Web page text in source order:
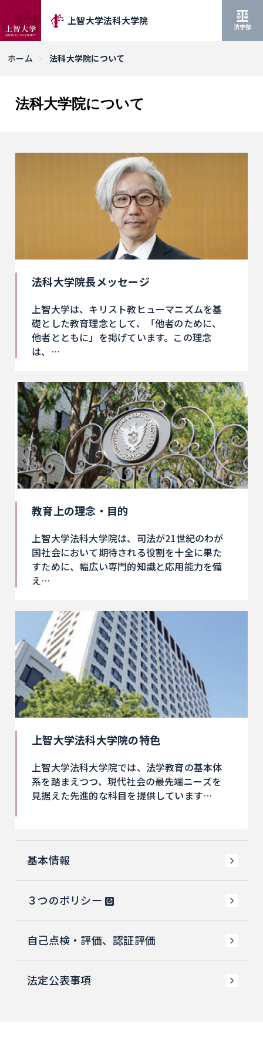
上智大学法科大学院 法学部
ホーム 法科大学院について
法科大学院について
法科大学院長メッセージ
上智大学は、キリスト教ヒューマニズムを基
礎とした教育理念として、「他者のために、
他者とともに」を掲げています。この理念
は、…
教育上の理念・目的
上智大学法科大学院は、司法が21世紀のわが
国社会において期待される役割を十全に果た
すために、幅広い専門的知識と応用能力を備
え…
上智大学法科大学院の特色
上智大学法科大学院では、法学教育の基本体
系を踏まえつつ、現代社会の最先端ニーズを
見据えた先進的な科目を提供しています…
基本情報
３つのポリシー
自己点検・評価、認証評価
法定公表事項